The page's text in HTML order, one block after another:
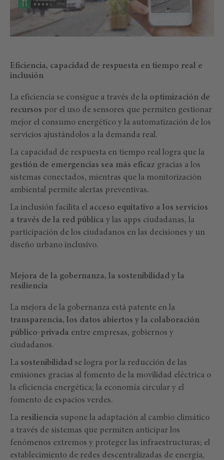
Eficiencia, capacidad de respuesta en tiempo real e
inclusión
La eficiencia se consigue a través de la optimización de
recursos por el uso de sensores que permiten gestionar
mejor el consumo energético y la automatización de los
servicios ajustándolos a la demanda real.
La capacidad de respuesta en tiempo real logra que la
gestión de emergencias sea más eficaz gracias a los
sistemas conectados, mientras que la monitorización
ambiental permite alertas preventivas.
La inclusión facilita el acceso equitativo a los servicios
a través de la red pública y las apps ciudadanas, la
participación de los ciudadanos en las decisiones y un
diseño urbano inclusivo.
Mejora de la gobernanza, la sostenibilidad y la
resiliencia
La mejora de la gobernanza está patente en la
transparencia, los datos abiertos y la colaboración
público-privada entre empresas, gobiernos y
ciudadanos.
La sostenibilidad se logra por la reducción de las
emisiones gracias al fomento de la movilidad eléctrica o
la eficiencia energética; la economía circular y el
fomento de espacios verdes.
La resiliencia supone la adaptación al cambio climático
a través de sistemas que permiten anticipar los
fenómenos extremos y proteger las infraestructuras; el
establecimiento de redes descentralizadas de energía,